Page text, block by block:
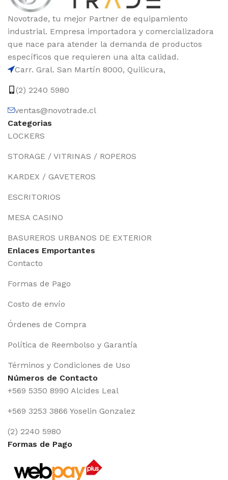
Novotrade, tu mejor Partner de equipamiento
industrial. Empresa importadora y comercializadora
que nace para atender la demanda de productos
específicos que requieren una alta calidad.
Carr. Gral. San Martín 8000, Quilicura,
(2) 2240 5980
ventas@novotrade.cl
Categorias
LOCKERS
STORAGE / VITRINAS / ROPEROS
KARDEX / GAVETEROS
ESCRITORIOS
MESA CASINO
BASUREROS URBANOS DE EXTERIOR
Enlaces Emportantes
Contacto
Formas de Pago
Costo de envío
Órdenes de Compra
Política de Reembolso y Garantía
Términos y Condiciones de Uso
Números de Contacto
+569 5350 8990 Alcides Leal
+569 3253 3866 Yoselin Gonzalez
(2) 2240 5980
Formas de Pago